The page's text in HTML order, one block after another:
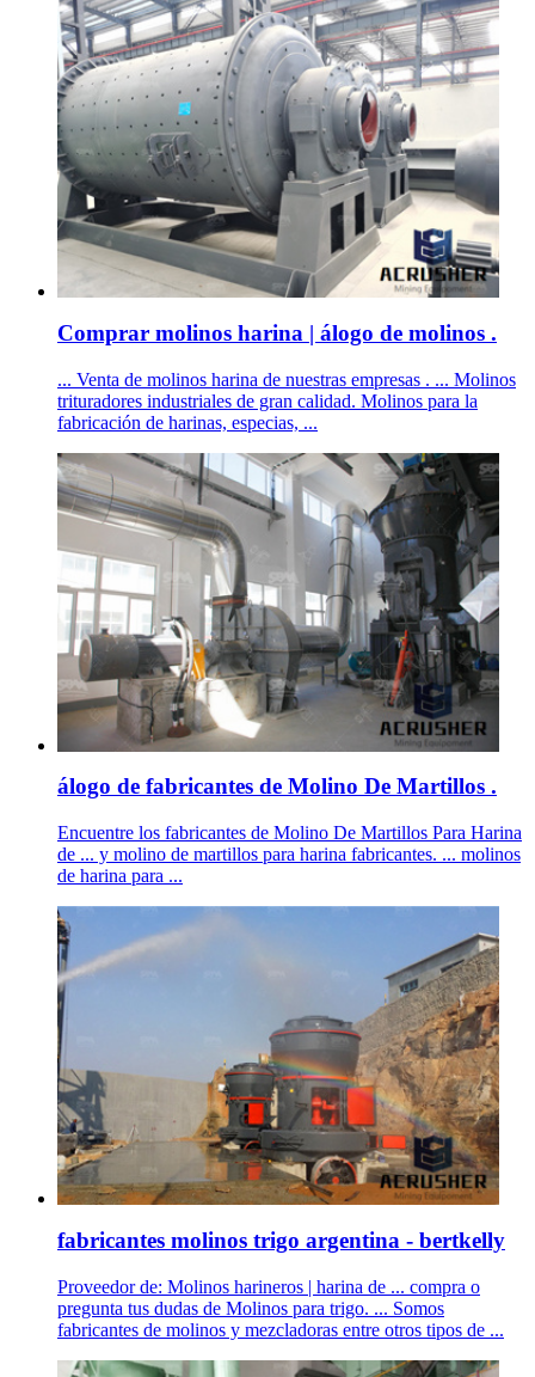
Comprar molinos harina | álogo de molinos .
... Venta de molinos harina de nuestras empresas . ... Molinos
trituradores industriales de gran calidad. Molinos para la
fabricación de harinas, especias, ...
álogo de fabricantes de Molino De Martillos .
Encuentre los fabricantes de Molino De Martillos Para Harina
de ... y molino de martillos para harina fabricantes. ... molinos
de harina para ...
fabricantes molinos trigo argentina - bertkelly
Proveedor de: Molinos harineros | harina de ... compra o
pregunta tus dudas de Molinos para trigo. ... Somos
fabricantes de molinos y mezcladoras entre otros tipos de ...